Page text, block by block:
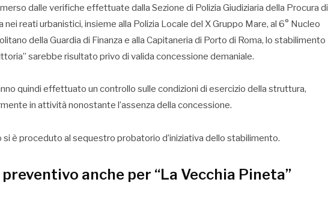
dalle verifiche effettuate dalla Sezione di Polizia Giudiziaria della Procura di
nei reati urbanistici, insieme alla Polizia Locale del X Gruppo Mare, al 6° Nucleo
della Guardia di Finanza e alla Capitaneria di Porto di Roma, lo stabilimento
sarebbe risultato privo di valida concessione demaniale.
quindi effettuato un controllo sulle condizioni di esercizio della struttura,
in attività nonostante l’assenza della concessione.
è proceduto al sequestro probatorio d’iniziativa dello stabilimento.
anche per “La Vecchia Pineta”